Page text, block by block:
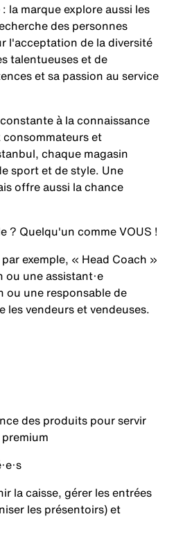
la marque explore aussi les
des personnes
l'acceptation de la diversité
talentueuses et de
et sa passion au service
à la connaissance
et
chaque magasin
sport et de style. Une
offre aussi la chance
? Quelqu'un commeVOUS !
exemple, « Head Coach »
une assistant·e
ou une responsable de
vendeurs et vendeuses.
des produits pour servir
la caisse, gérer les entrées
les présentoirs) et